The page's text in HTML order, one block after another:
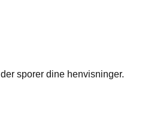
sporer dine henvisninger.